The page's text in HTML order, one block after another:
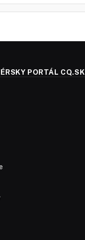
PORTÁL CQ.SK